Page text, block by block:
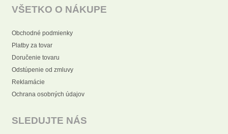
VŠETKO O NÁKUPE
Obchodné podmienky
Platby za tovar
Doručenie tovaru
Odstúpenie od zmluvy
Reklamácie
Ochrana osobných údajov
SLEDUJTE NÁS